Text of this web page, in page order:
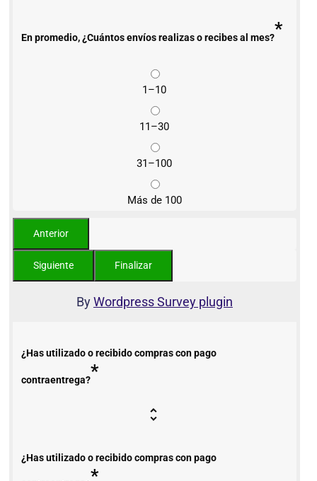
En promedio, ¿Cuántos envíos realizas o recibes al mes?*
1–10
11–30
31–100
Más de 100
ByWordpress Survey plugin
¿Has utilizado o recibido compras con pago
contraentrega?*
¿Has utilizado o recibido compras con pago
*